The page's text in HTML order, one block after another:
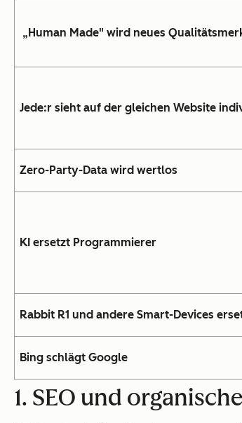
„Human Made" wird neues
Jede:r sieht auf der gleichen Website
Zero-Party-Data wird wertlos
KI ersetzt Programmierer
Rabbit R1 und andere Smart-Devices
Bing schlägt Google
1. SEO und